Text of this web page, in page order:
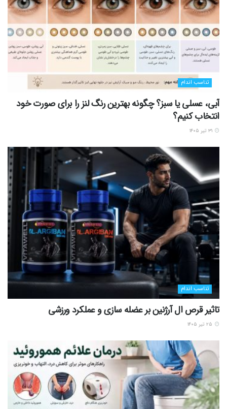
تناسب اندام
آبی، عسلی یا سبز؟ چگونه بهترین رنگ لنز را برای صورت خود
انتخاب کنیم؟
تناسب اندام
تاثیر قرص ال آرژنین بر عضله سازی و عملکرد ورزشی